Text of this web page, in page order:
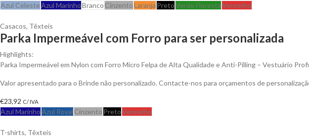
Azul CelesteAzul MarinhoBranco CinzentoLaranja PretoVerde FlorestaVermelho
Casacos, Têxteis
Parka Impermeável com Forro para ser personalizada
Highlights:
Parka Impermeável em Nylon com Forro Micro Felpa de Alta Qualidade e Anti-Pilling – Vestuário
Valor apresentado para o Brinde não personalizado. Contacte-nos para orçamentos de
€23,92 C/ IVA
Azul MarinhoAzul Royal Cinzento PretoVermelho
T-shirts, Têxteis